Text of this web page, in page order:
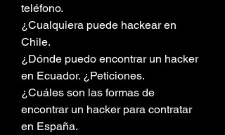
teléfono.
¿Cualquiera puede hackear en
Chile.
¿Dónde puedo encontrar un hacker
en Ecuador. ¿Peticiones.
¿Cuáles son las formas de
encontrar un hacker para contratar
en España.